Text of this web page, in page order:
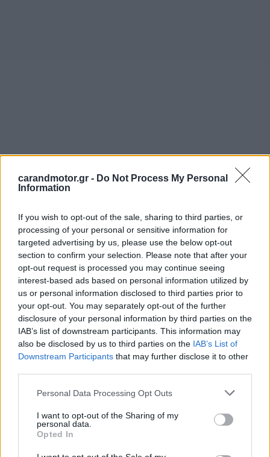
carandmotor.gr - Do Not Process My Personal
Information
If you wish to opt-out of the sale, sharing to third parties, or
processing of your personal or sensitive information for
targeted advertising by us, please use the below opt-out
section to confirm your selection. Please note that after your
opt-out request is processed you may continue seeing
interest-based ads based on personal information utilized by
us or personal information disclosed to third parties prior to
your opt-out. You may separately opt-out of the further
disclosure of your personal information by third parties on the
IAB’s list of downstream participants. This information may
also be disclosed by us to third parties on the IAB’s List of
Downstream Participants that may further disclose it to other
Please note that this website/app uses one or more Google
not limited to your visit or usage behaviour. You may click to
grant or deny consent to Google and its third-party tags to
use your data for below specified purposes in below Google
consent section.
Personal Data Processing Opt Outs
I want to opt-out of the Sharing of my
personal data.
Opted In